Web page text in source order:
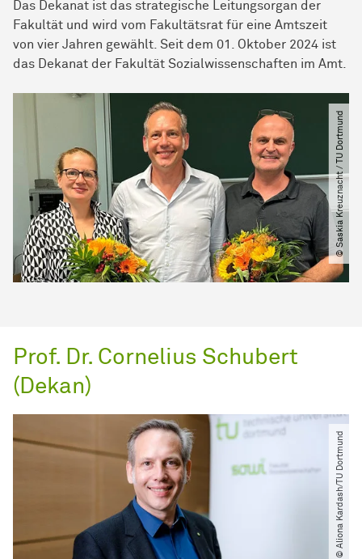
Das Dekanat ist das strategische Leitungsorgan der
Fakultät und wird vom Fakultätsrat für eine Amtszeit
von vier Jahren gewählt. Seit dem 01. Oktober 2024 ist
das Dekanat der Fakultät Sozial­wissen­schaften im Amt.
© Saskia Kreuznacht ​/​ TU Dortmund
Prof. Dr. Cornelius Schubert
(Dekan)
© Aliona Kardash​/​TU Dortmund